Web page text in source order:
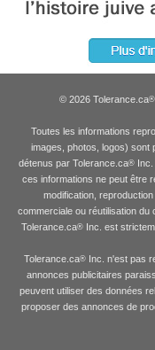
© 2026 Tolerance.ca®
Toutes les informations
images, photos, logos) sont
détenus par Tolerance.ca®
ces informations ne peut être
modification,
commerciale ou réutilisation du
Tolerance.ca® Inc. est
Tolerance.ca® Inc. n'est pas
annonces publicitaires
peuvent utiliser des données
proposer des annonces de